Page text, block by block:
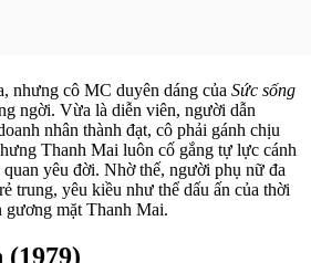
My (1962)
không thể quên Diễm My. Ở tuổi
ngơ" của chị ấy khiến nhiều người
"già bớt", chị ấy vẫn trẻ đến bất ngờ.